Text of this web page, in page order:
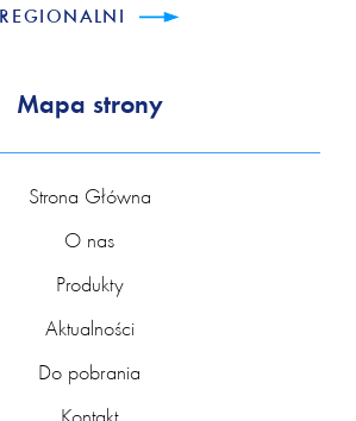
REGIONALNI
Mapa strony
Strona Główna
O nas
Produkty
Aktualności
Do pobrania